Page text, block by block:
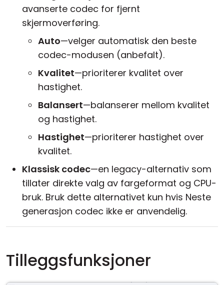
avanserte codec for fjernt
skjermoverføring.
Auto—velger automatisk den beste
codec-modusen (anbefalt).
Kvalitet—prioriterer kvalitet over
hastighet.
Balansert—balanserer mellom kvalitet
og hastighet.
Hastighet—prioriterer hastighet over
kvalitet.
Klassisk codec—en legacy-alternativ som
tillater direkte valg av fargeformat og CPU-
bruk. Bruk dette alternativet kun hvis Neste
generasjon codec ikke er anvendelig.
Tilleggsfunksjoner